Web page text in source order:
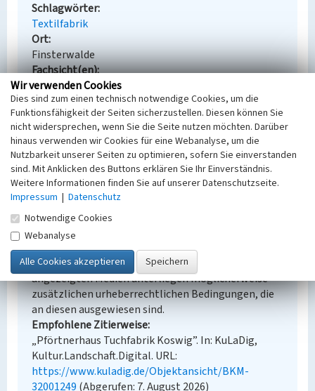
Schlagwörter
Textilfabrik
Ort
Finsterwalde
Fachsicht(en)
Denkmalpflege
Erfassungsmaßstab
Keine Angabe
Erfassungsmethode
Übernahme aus externer Fachdatenbank
Empfohlene Zitierweise
Urheberrechtlicher Hinweis
Der hier präsentierte Inhalt steht unter der freien
Lizenz dl-by-de/2.0 (Namensnennung). Die
angezeigten Medien unterliegen möglicherweise
zusätzlichen urheberrechtlichen Bedingungen, die
an diesen ausgewiesen sind.
Empfohlene Zitierweise
„Pförtnerhaus Tuchfabrik Koswig”. In: KuLaDig,
Kultur.Landschaft.Digital. URL:
https://www.kuladig.de/Objektansicht/BKM-
32001249 (Abgerufen: 7. August 2026)
Wir verwenden Cookies
Dies sind zum einen technisch notwendige Cookies, um die
Funktionsfähigkeit der Seiten sicherzustellen. Diesen können Sie
nicht widersprechen, wenn Sie die Seite nutzen möchten. Darüber
hinaus verwenden wir Cookies für eine Webanalyse, um die
Nutzbarkeit unserer Seiten zu optimieren, sofern Sie einverstanden
sind. Mit Anklicken des Buttons erklären Sie Ihr Einverständnis.
Weitere Informationen finden Sie auf unserer Datenschutzseite.
Impressum | Datenschutz
Notwendige Cookies
Webanalyse